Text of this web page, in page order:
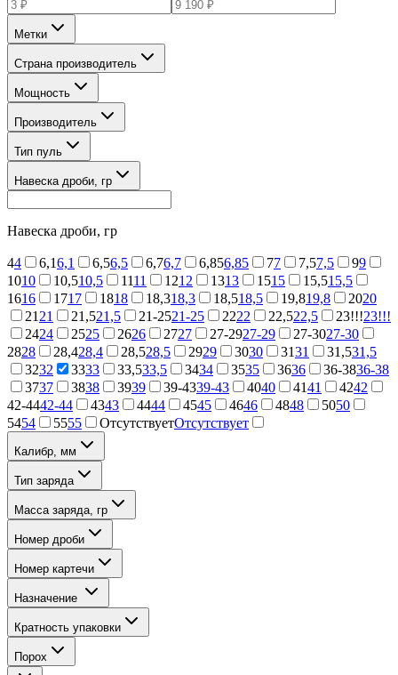
Метки
Страна производитель
Мощность
Производитель
Тип пуль
Навеска дроби, гр
Навеска дроби, гр
44 6,16,1 6,56,5 6,76,7 6,856,85 77 7,57,5 99
1010 10,510,5 1111 1212 1313 1515 15,515,5
1616 1717 1818 18,318,3 18,518,5 19,819,8 2020
21 21 21,521,5 21-2521-25 2222 22,522,5 23!!!23!!!
2424 2525 2626 2727 27-2927-29 27-3027-30
2828 28,428,4 28,528,5 2929 3030 3131 31,531,5
3232 3333 33,533,5 3434 3535 3636 36-3836-38
3737 3838 3939 39-4339-43 4040 4141 4242
42-4442-44 4343 4444 4545 4646 4848 5050
5454 5555 ОтсутствуетОтсутствует
Калибр, мм
Тип заряда
Масса заряда, гр
Номер дроби
Номер картечи
Назначение
Кратность упаковки
Порох